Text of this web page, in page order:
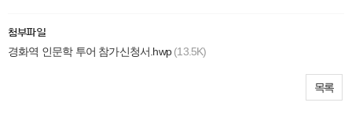
첨부파일
경화역 인문학 투어 참가신청서.hwp (13.5K)
목록